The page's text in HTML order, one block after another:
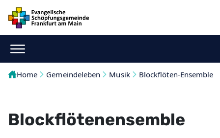
Home Gemeindeleben Musik Blockflöten-Ensemble
Blockflötenensemble